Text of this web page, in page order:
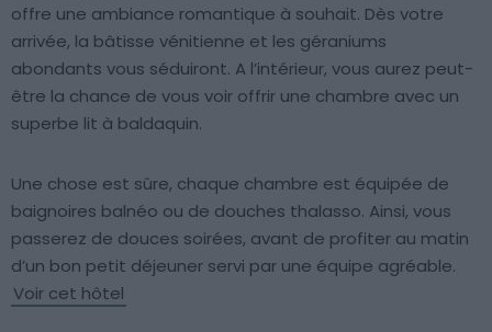
offre une ambiance romantique à souhait. Dès votre
arrivée, la bâtisse vénitienne et les géraniums
abondants vous séduiront. A l’intérieur, vous aurez peut-
être la chance de vous voir offrir une chambre avec un
superbe lit à baldaquin.
Une chose est sûre, chaque chambre est équipée de
baignoires balnéo ou de douches thalasso. Ainsi, vous
passerez de douces soirées, avant de profiter au matin
d’un bon petit déjeuner servi par une équipe agréable.
Voir cet hôtel